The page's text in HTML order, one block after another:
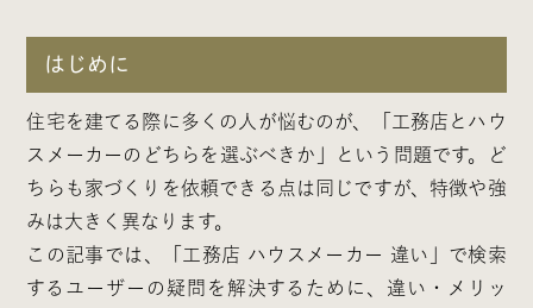
はじめに
住宅を建てる際に多くの人が悩むのが、「工務店とハウ
スメーカーのどちらを選ぶべきか」という問題です。ど
ちらも家づくりを依頼できる点は同じですが、特徴や強
みは大きく異なります。
この記事では、「工務店 ハウスメーカー 違い」で検索
するユーザーの疑問を解決するために、違い・メリッ